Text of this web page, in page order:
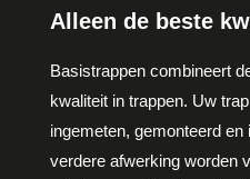
Alleen de beste
Basistrappen combineert
kwaliteit in trappen. Uw
ingemeten, gemonteerd
verdere afwerking worden